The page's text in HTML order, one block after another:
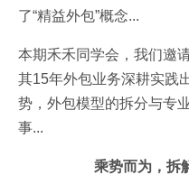
了“精益外包”概念...
本期禾禾同学会，我们邀
其15年外包业务深耕实践
势，外包模型的拆分与专
事...
乘势而为，拆